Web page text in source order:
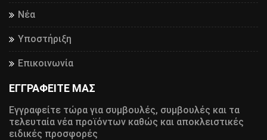
Νέα
Υποστήριξη
Επικοινωνία
ΕΓΓΡΑΦΕΙΤΕ ΜΑΣ
Εγγραφείτε τώρα για συμβουλές, συμβουλές και τα
τελευταία νέα προϊόντων καθώς και αποκλειστικές
ειδικές προσφορές